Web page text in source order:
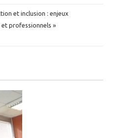
et inclusion : enjeux
professionnels »